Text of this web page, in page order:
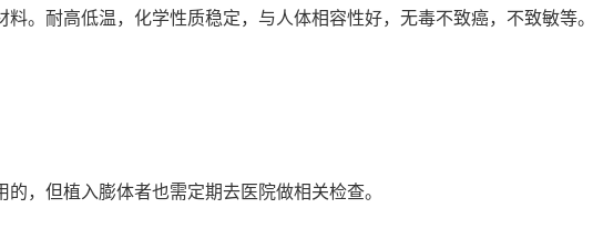
。耐高低温，化学性质稳定，与人体相容性好，无毒不致癌，不致敏等。
，但植入膨体者也需定期去医院做相关检查。